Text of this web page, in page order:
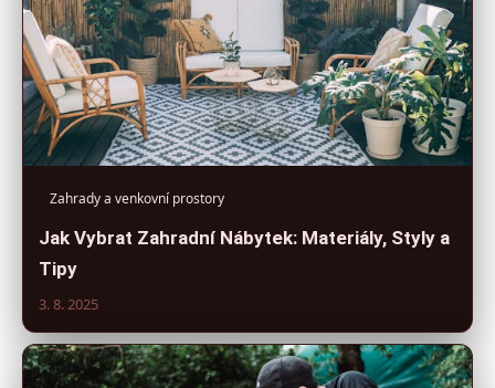
Zahrady a venkovní prostory
Jak Vybrat Zahradní Nábytek: Materiály, Styly a
Tipy
3. 8. 2025